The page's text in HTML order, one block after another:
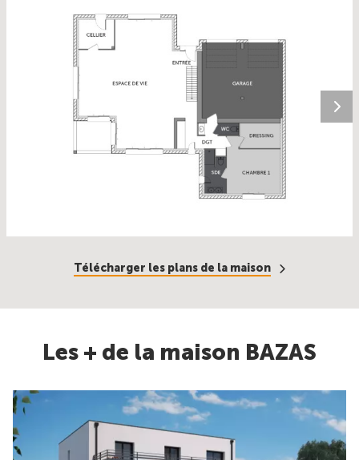
Télécharger les plans de la maison
Les + de la maison BAZAS